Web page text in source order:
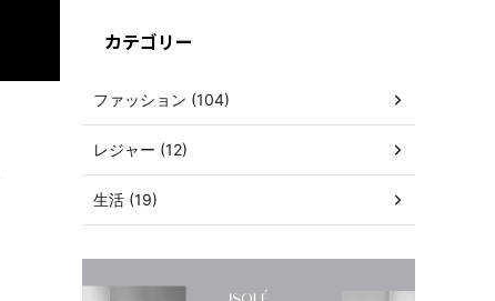
カテゴリー
ファッション (104)
レジャー (12)
生活 (19)